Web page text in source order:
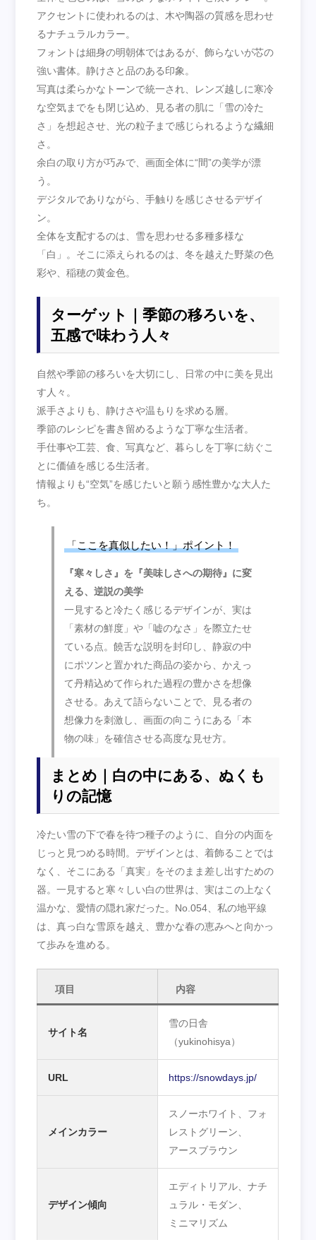
アクセントに使われるのは、木や陶器の質感を思わせ
るナチュラルカラー。
フォントは細身の明朝体ではあるが、飾らないが芯の
強い書体。静けさと品のある印象。
写真は柔らかなトーンで統一され、レンズ越しに寒冷
な空気までをも閉じ込め、見る者の肌に「雪の冷た
さ」を想起させ、光の粒子まで感じられるような繊細
さ。
余白の取り方が巧みで、画面全体に“間”の美学が漂
う。
デジタルでありながら、手触りを感じさせるデザイ
ン。
全体を支配するのは、雪を思わせる多種多様な
「白」。そこに添えられるのは、冬を越えた野菜の色
彩や、稲穂の黄金色。
ターゲット｜季節の移ろいを、
五感で味わう人々
自然や季節の移ろいを大切にし、日常の中に美を見出
す人々。
派手さよりも、静けさや温もりを求める層。
季節のレシピを書き留めるような丁寧な生活者。
手仕事や工芸、食、写真など、暮らしを丁寧に紡ぐこ
とに価値を感じる生活者。
情報よりも“空気”を感じたいと願う感性豊かな大人た
ち。
「ここを真似したい！」ポイント！
『寒々しさ』を『美味しさへの期待』に変
える、逆説の美学
一見すると冷たく感じるデザインが、実は
「素材の鮮度」や「嘘のなさ」を際立たせ
ている点。饒舌な説明を封印し、静寂の中
にポツンと置かれた商品の姿から、かえっ
て丹精込めて作られた過程の豊かさを想像
させる。あえて語らないことで、見る者の
想像力を刺激し、画面の向こうにある「本
物の味」を確信させる高度な見せ方。
まとめ｜白の中にある、ぬくも
りの記憶
冷たい雪の下で春を待つ種子のように、自分の内面を
じっと見つめる時間。デザインとは、着飾ることでは
なく、そこにある「真実」をそのまま差し出すための
器。一見すると寒々しい白の世界は、実はこの上なく
温かな、愛情の隠れ家だった。No.054、私の地平線
は、真っ白な雪原を越え、豊かな春の恵みへと向かっ
て歩みを進める。
項目 内容
サイト名
雪の日舎
（yukinohisya）
URL https://snowdays.jp/
メインカラー
スノーホワイト、フォ
レストグリーン、
アースブラウン
デザイン傾向
エディトリアル、ナチ
ュラル・モダン、
ミニマリズム